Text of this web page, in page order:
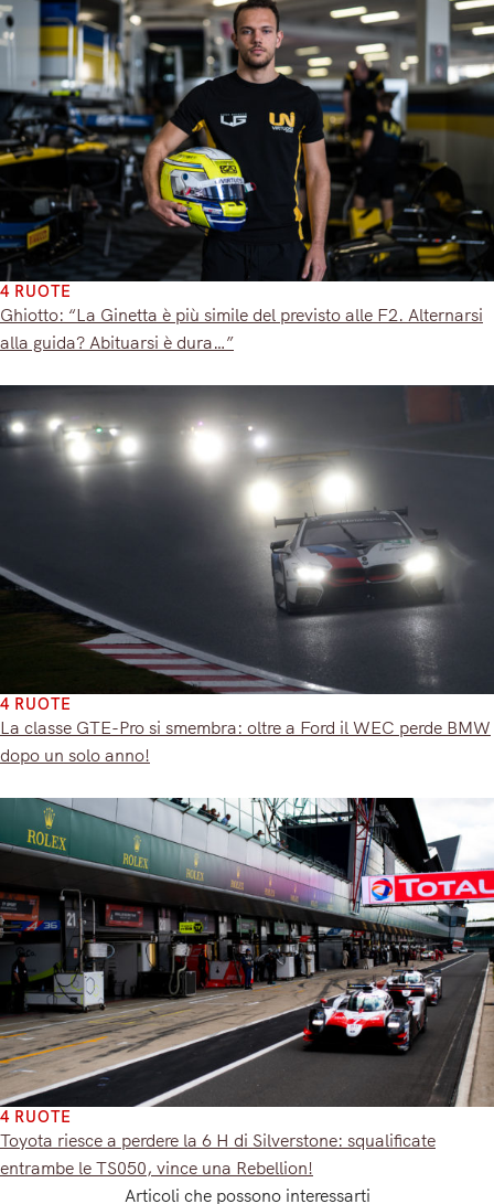
4 RUOTE
Ghiotto: “La Ginetta è più simile del previsto alle F2. Alternarsi
alla guida? Abituarsi è dura…”
4 RUOTE
La classe GTE-Pro si smembra: oltre a Ford il WEC perde BMW
dopo un solo anno!
4 RUOTE
Toyota riesce a perdere la 6 H di Silverstone: squalificate
entrambe le TS050, vince una Rebellion!
Articoli che possono interessarti